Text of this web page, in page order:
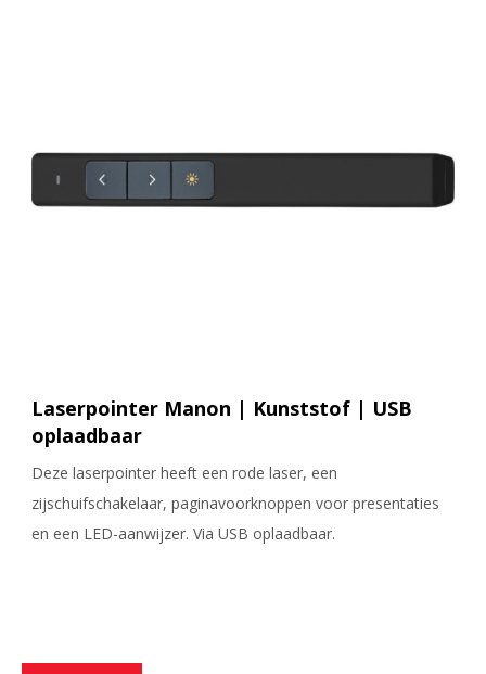
Laserpointer Manon | Kunststof | USB
oplaadbaar
Deze laserpointer heeft een rode laser, een
zijschuifschakelaar, paginavoorknoppen voor presentaties
en een LED-aanwijzer. Via USB oplaadbaar.